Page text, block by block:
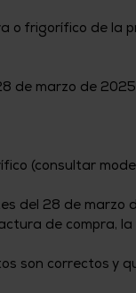
o frigorífico de la
de marzo de
(consultar
del 28 de marzo
de compra,
son correctos y